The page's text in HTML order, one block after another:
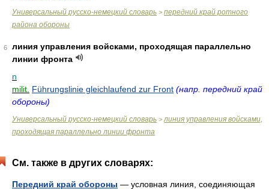
Универсальный русско-немецкий словарь > передний край ротного
района обороны
6
линия управления войсками, проходящая параллельно
линии фронта
n
milit. Führungslinie gleichlaufend zur Front (напр. передний край
обороны)
Универсальный русско-немецкий словарь > линия управления войсками,
проходящая параллельно линии фронта
См. также в других словарях:
Передний край обороны — условная линия, соединяющая